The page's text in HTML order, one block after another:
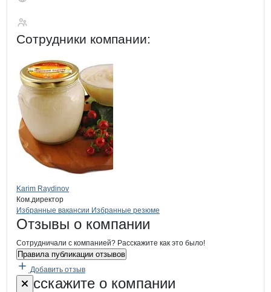
Сотрудники компании:
Karim Raydinov
Ком.директор
Брендыкомпани Harbin Energy, КНР
Вакансии вHarbin Energy, КНР
Избранные вакансии Избранные резюме
Новости oHarbin Energy, КНР, ООО
Отзывы о компании
Сотрудничали с компанией? Расскажите как это было!
Правила публикации отзывов
Добавить отзыв
Расскажите о компании
Форма обратной связи о